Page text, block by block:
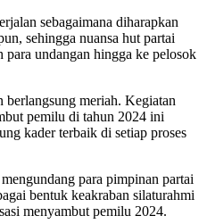
sebagaimana diharapkan
sehingga nuansa hut partai
undangan hingga ke pelosok
berlangsung meriah. Kegiatan
pemilu di tahun 2024 ini
kader terbaik di setiap proses
para pimpinan partai
bentuk keakraban silaturahmi
menyambut pemilu 2024.